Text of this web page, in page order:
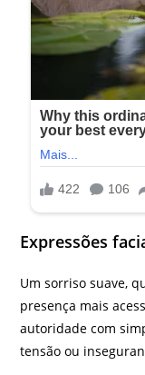
Expressões
Um sorriso suave,
presença mais
autoridade com
tensão ou